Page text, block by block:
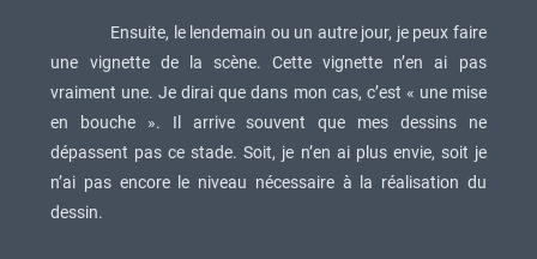
Ensuite, le lendemain ou un autre jour, je peux faire
une vignette de la scène. Cette vignette n’en ai pas
vraiment une. Je dirai que dans mon cas, c’est « une mise
en bouche ». Il arrive souvent que mes dessins ne
dépassent pas ce stade. Soit, je n’en ai plus envie, soit je
n’ai pas encore le niveau nécessaire à la réalisation du
dessin.